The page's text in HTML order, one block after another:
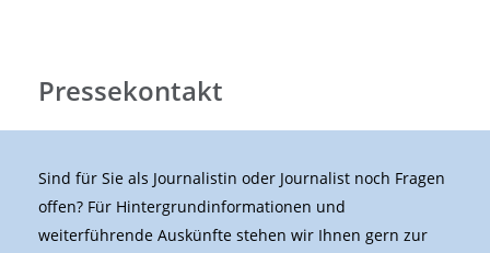
Pressekontakt
Sind für Sie als Journalistin oder Journalist noch Fragen
offen? Für Hintergrundinformationen und
weiterführende Auskünfte stehen wir Ihnen gern zur